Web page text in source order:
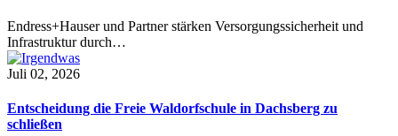
Endress+Hauser und Partner stärken Versorgungssicherheit und
Infrastruktur durch…
Juli 02, 2026
Entscheidung die Freie Waldorfschule in Dachsberg zu
schließen